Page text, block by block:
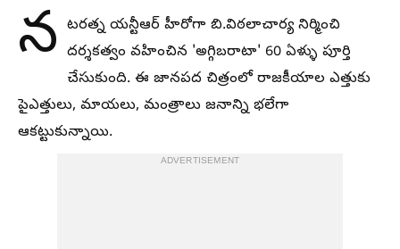
న టరత్న యన్టీఆర్ హీరోగా బి.విఠలాచార్య నిర్మించి
దర్శకత్వం వహించిన 'అగ్గిబరాటా' 60 ఏళ్ళు పూర్తి
చేసుకుంది. ఈ జానపద చిత్రంలో రాజకీయాల ఎత్తుకు
పైఎత్తులు, మాయలు, మంత్రాలు జనాన్ని భలేగా
ఆకట్టుకున్నాయి.
ADVERTISEMENT